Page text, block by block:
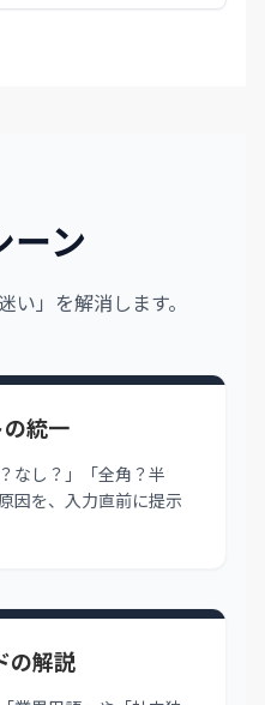
ーン
い」を解消します。
統一
なし？」「全角？半
因を、入力直前に提示
の解説